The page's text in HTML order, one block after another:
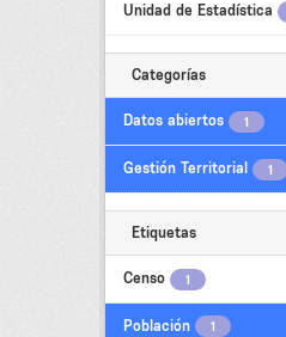
Unidad de Estadística
Categorías
Datos abiertos 1
Gestión Territorial 1
Etiquetas
Censo 1
Población 1